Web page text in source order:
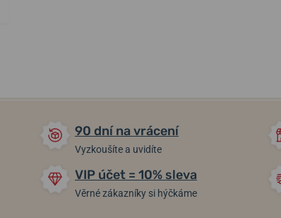
90 dní na vrácení
Vyzkoušíte a uvidíte
VIP účet = 10% sleva
Věrné zákazníky si hýčkáme